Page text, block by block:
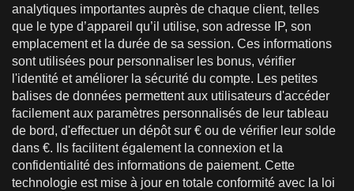
analytiques importantes auprès de chaque client, telles
que le type d’appareil qu’il utilise, son adresse IP, son
emplacement et la durée de sa session. Ces informations
sont utilisées pour personnaliser les bonus, vérifier
l'identité et améliorer la sécurité du compte. Les petites
balises de données permettent aux utilisateurs d'accéder
facilement aux paramètres personnalisés de leur tableau
de bord, d'effectuer un dépôt sur € ou de vérifier leur solde
dans €. Ils facilitent également la connexion et la
confidentialité des informations de paiement. Cette
technologie est mise à jour en totale conformité avec la loi